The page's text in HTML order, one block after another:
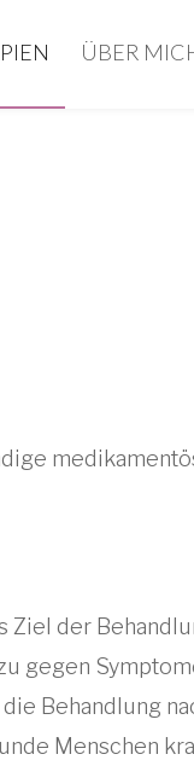
ÜBER
Ziel der
gegen
Behandlung
Menschen